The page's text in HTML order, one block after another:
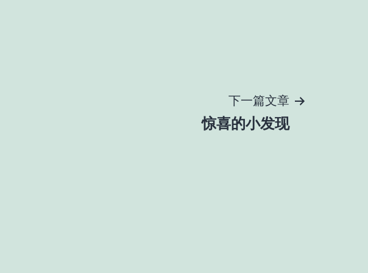
下一篇文章
惊喜的小发现